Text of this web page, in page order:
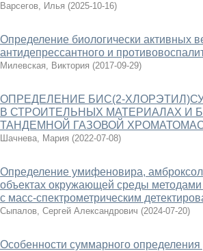
Варсегов, Илья (2025-10-16)
Определение биологически активных
антидепрессантного и
Милевская, Виктория (2017-09-29)
ОПРЕДЕЛЕНИЕ БИС(2-
В СТРОИТЕЛЬНЫХ МАТЕРИАЛАХ И
ТАНДЕМНОЙ ГАЗОВОЙ
Шачнева, Мария (2022-07-08)
Определение умифеновира,
объектах окружающей среды
с масс-спектрометрическим
Сыпалов, Сергей Александрович (2024-07-20)
Особенности суммарного